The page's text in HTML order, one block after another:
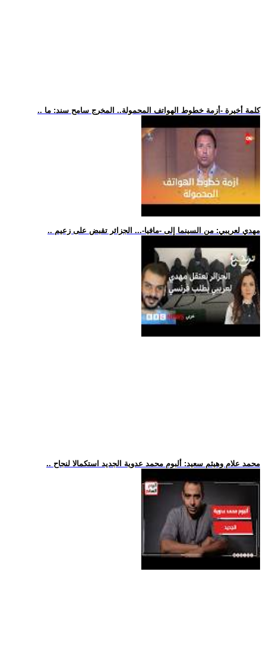
.. كلمة أخيرة -أزمة خطوط الهواتف المحمولة.. المخرج سامح سند: ما
.. مهدي لعريبي: من السينما إلى -مافيا-... الجزائر تقبض على زعيم
.. محمد علام وهيثم سعيد: ألبوم محمد عدوية الجديد استكمالا لنجاح